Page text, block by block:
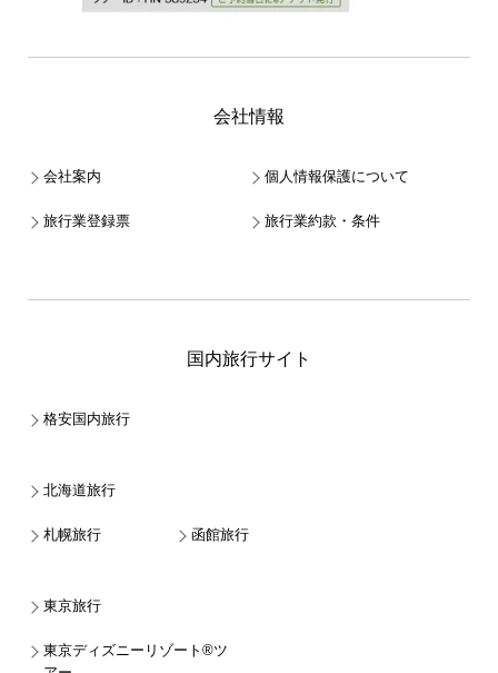
会社情報
会社案内 個人情報保護について
旅行業登録票 旅行業約款・条件
国内旅行サイト
格安国内旅行
北海道旅行
札幌旅行 函館旅行
東京旅行
東京ディズニーリゾート®ツ